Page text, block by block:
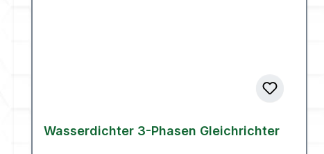
Wasserdichter 3-Phasen Gleichrichter